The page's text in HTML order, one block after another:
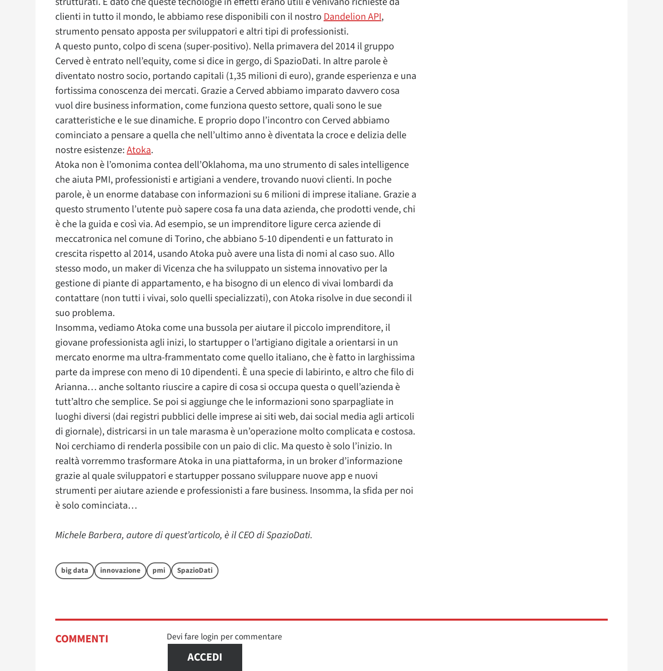
clienti in tutto il mondo, le abbiamo rese disponibili con il nostroDandelion API,
strumento pensato apposta per sviluppatori e altri tipi di professionisti.
A questo punto, colpo di scena (super-positivo). Nella primavera del 2014 il gruppo
Cerved è entrato nell’equity, come si dice in gergo, di SpazioDati. In altre parole è
diventato nostro socio, portando capitali (1,35 milioni di euro), grande esperienza e una
fortissima conoscenza dei mercati. Grazie a Cerved abbiamo imparato davvero cosa
vuol dire business information, come funziona questo settore, quali sono le sue
caratteristiche e le sue dinamiche. E proprio dopo l’incontro con Cerved abbiamo
cominciato a pensare a quella che nell’ultimo anno è diventata la croce e delizia delle
nostre esistenze:Atoka.
Atoka non è l’omonima contea dell’Oklahoma, ma uno strumento di sales intelligence
che aiuta PMI, professionisti e artigiani a vendere, trovando nuovi clienti. In poche
parole, è un enorme database con informazioni su 6 milioni di imprese italiane. Grazie a
questo strumento l’utente può sapere cosa fa una data azienda, che prodotti vende, chi
è che la guida e così via. Ad esempio, se un imprenditore ligure cerca aziende di
meccatronica nel comune di Torino, che abbiano 5-10 dipendenti e un fatturato in
crescita rispetto al 2014, usando Atoka può avere una lista di nomi al caso suo. Allo
stesso modo, un maker di Vicenza che ha sviluppato un sistema innovativo per la
gestione di piante di appartamento, e ha bisogno di un elenco di vivai lombardi da
contattare (non tutti i vivai, solo quelli specializzati), con Atoka risolve in due secondi il
suo problema.
Insomma, vediamo Atoka come una bussola per aiutare il piccolo imprenditore, il
giovane professionista agli inizi, lo startupper o l’artigiano digitale a orientarsi in un
mercato enorme ma ultra-frammentato come quello italiano, che è fatto in larghissima
parte da imprese con meno di 10 dipendenti. È una specie di labirinto, e altro che filo di
Arianna… anche soltanto riuscire a capire di cosa si occupa questa o quell’azienda è
tutt’altro che semplice. Se poi si aggiunge che le informazioni sono sparpagliate in
luoghi diversi (dai registri pubblici delle imprese ai siti web, dai social media agli articoli
di giornale), districarsi in un tale marasma è un’operazione molto complicata e costosa.
Noi cerchiamo di renderla possibile con un paio di clic. Ma questo è solo l’inizio. In
realtà vorremmo trasformare Atoka in una piattaforma, in un broker d’informazione
grazie al quale sviluppatori e startupper possano sviluppare nuove app e nuovi
strumenti per aiutare aziende e professionisti a fare business. Insomma, la sfida per noi
è solo cominciata…
Michele Barbera, autore di quest’articolo, è il CEO di SpazioDati.
big data innovazione pmi SpazioDati
COMMENTI Devi fare login per commentare
ACCEDI